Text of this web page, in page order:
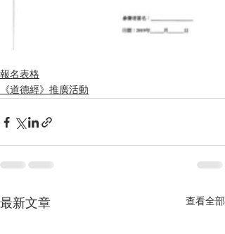
報名表格
《道德經》推廣活動
最新文章 查看全部